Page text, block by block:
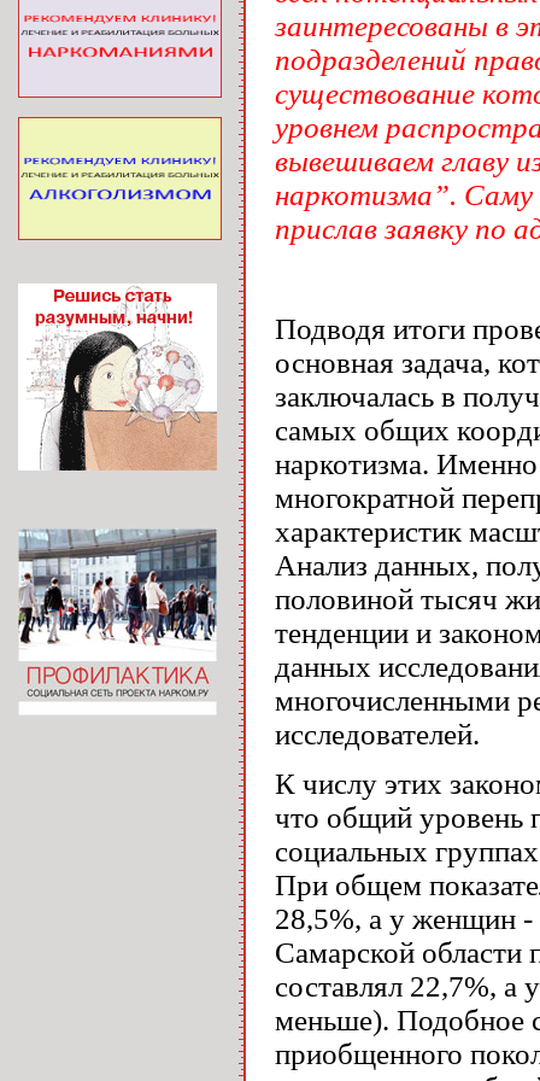
заинтересованы в
подразделений
существование
уровнем
вывешиваем главу
наркотизма”.
прислав заявку по
Подводя итоги
основная задача,
заключалась в
самых общих
наркотизма.
многократной
характеристик
Анализ данных,
половиной тысяч
тенденции и
данных
многочисленными
исследователей.
К числу этих
что общий уровень
социальных
При общем
28,5%, а у женщин -
Самарской области
составлял 22,7%, а
меньше). Подобное
приобщенного